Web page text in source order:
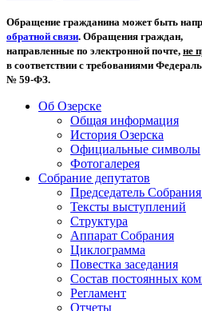
Обращение гражданина может быть
обратной связи. Обращения граждан,
направленные по электронной почте, не
в соответствии с требованиями
№ 59-ФЗ.
Об Озерске
Общая информация
История Озерска
Официальные символы
Фотогалерея
Собрание депутатов
Председатель
Тексты выступлений
Структура
Аппарат Собрания
Циклограмма
Повестка заседания
Состав постоянных
Регламент
Отчеты